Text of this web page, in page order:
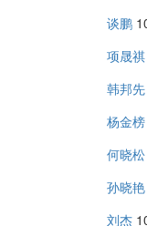
谈鹏
项晟祺
韩邦先
杨金榜
何晓松
孙晓艳
刘杰